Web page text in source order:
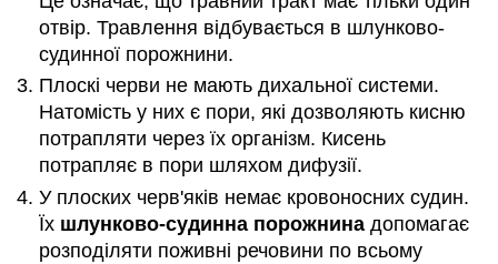
отвір. Травлення відбувається в шлунково-
судинної порожнини.
Плоскі черви не мають дихальної системи.
Натомість у них є пори, які дозволяють кисню
потрапляти через їх організм. Кисень
потрапляє в пори шляхом дифузії.
У плоских черв'яків немає кровоносних судин.
Їх шлунково-судинна порожнина допомагає
розподіляти поживні речовини по всьому